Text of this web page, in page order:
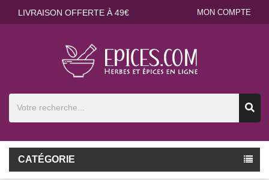
LIVRAISON OFFERTE À 49€ MON COMPTE
CATÉGORIE